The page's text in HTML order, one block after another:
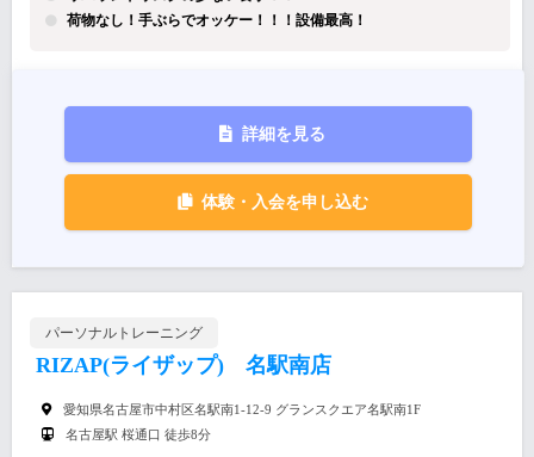
荷物なし！手ぶらでオッケー！！！設備最高！
詳細を見る
体験・入会を申し込む
パーソナルトレーニング
RIZAP(ライザップ) 名駅南店
愛知県名古屋市中村区名駅南1-12-9 グランスクエア名駅南1F
名古屋駅 桜通口 徒歩8分